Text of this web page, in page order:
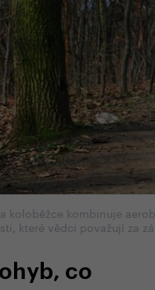
koloběžce kombinuje
které vědci považují za
co